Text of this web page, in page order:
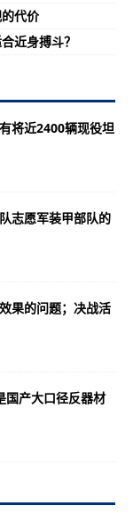
代价
近身搏斗？
将近2400辆现役坦
志愿军装甲部队的
果的问题；决战活
产大口径反器材